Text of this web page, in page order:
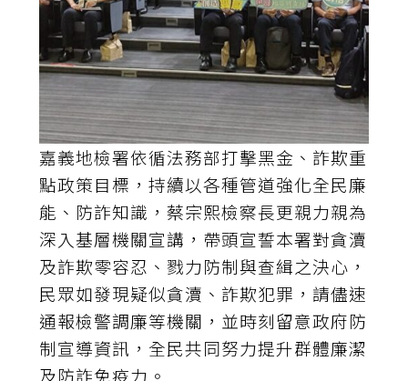
嘉義地檢署依循法務部打擊黑金、詐欺重
點政策目標，持續以各種管道強化全民廉
能、防詐知識，蔡宗熙檢察長更親力親為
深入基層機關宣講，帶頭宣誓本署對貪瀆
及詐欺零容忍、戮力防制與查緝之決心，
民眾如發現疑似貪瀆、詐欺犯罪，請儘速
通報檢警調廉等機關，並時刻留意政府防
制宣導資訊，全民共同努力提升群體廉潔
及防詐免疫力。